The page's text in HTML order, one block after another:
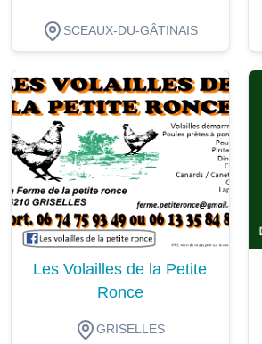
SCEAUX-DU-GÂTINAIS
Dégustation
Les Volailles de la Petite
Ronce
GRISELLES